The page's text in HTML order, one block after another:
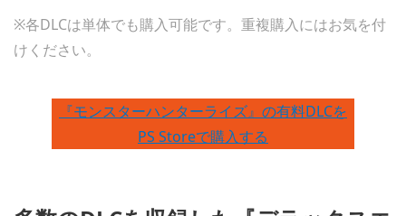
※各DLCは単体でも購入可能です。重複購入にはお気を付
けください。
『モンスターハンターライズ』の有料DLCを
PS Storeで購入する